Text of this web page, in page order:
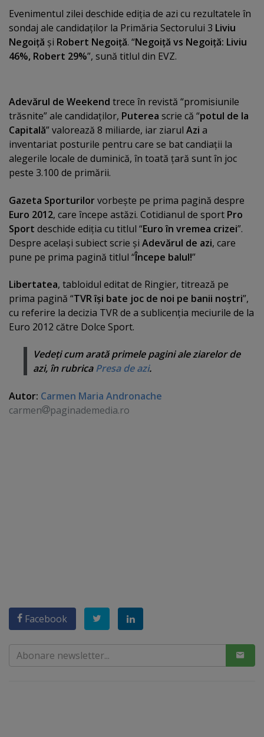
Evenimentul zilei deschide ediţia de azi cu rezultatele în
sondaj ale candidaţilor la Primăria Sectorului 3 Liviu
Negoiţă şi Robert Negoiţă. “Negoiţă vs Negoiţă: Liviu
46%, Robert 29%”, sună titlul din EVZ.
Adevărul de Weekend trece în revistă “promisiunile
trăsnite” ale candidaţilor, Puterea scrie că “potul de la
Capitală” valorează 8 miliarde, iar ziarul Azi a
inventariat posturile pentru care se bat candiaţii la
alegerile locale de duminică, în toată ţară sunt în joc
peste 3.100 de primării.
Gazeta Sporturilorvorbeşte pe prima pagină despre
Euro 2012, care începe astăzi. Cotidianul de sport Pro
Sport deschide ediţia cu titlul “Euro în vremea crizei”.
Despre acelaşi subiect scrie şi Adevărul de azi, care
pune pe prima pagină titlul “Începe balul!”
Libertatea, tabloidul editat de Ringier, titrează pe
prima pagină “TVR îşi bate joc de noi pe banii noştri”,
cu referire la decizia TVR de a sublicenţia meciurile de la
Euro 2012 către Dolce Sport.
Vedeţi cum arată primele pagini ale ziarelor de
azi, în rubricaPresa de azi.
Autor: Carmen Maria Andronache
carmen
paginademedia.ro
Facebook